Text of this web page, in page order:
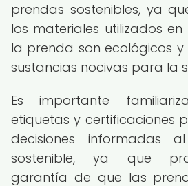
prendas sostenibles, ya
los materiales utilizados
la prenda son ecológicos y
sustancias nocivas para la
Es importante
etiquetas y certificaciones
decisiones informadas
sostenible, ya que
garantía de que las